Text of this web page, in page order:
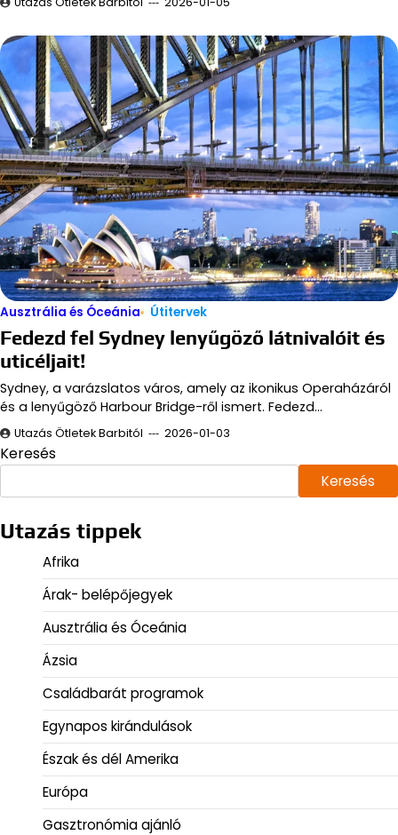
Ausztrália és Óceánia Útitervek
Fedezd fel Sydney lenyűgöző látnivalóit és
uticéljait!
Sydney, a varázslatos város, amely az ikonikus Operaházáról
és a lenyűgöző Harbour Bridge-ről ismert. Fedezd…
Utazás Ötletek Barbitól 2026-01-03
Keresés
Keresés
Utazás tippek
Afrika
Árak- belépőjegyek
Ausztrália és Óceánia
Ázsia
Családbarát programok
Egynapos kirándulások
Észak és dél Amerika
Európa
Gasztronómia ajánló